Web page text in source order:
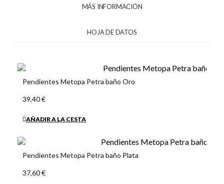
MÁS INFORMACIÓN
HOJA DE DATOS
Pendientes Metopa Petra baño Oro
39,40 €
AÑADIR A LA CESTA
Pendientes Metopa Petra baño Plata
37,60 €